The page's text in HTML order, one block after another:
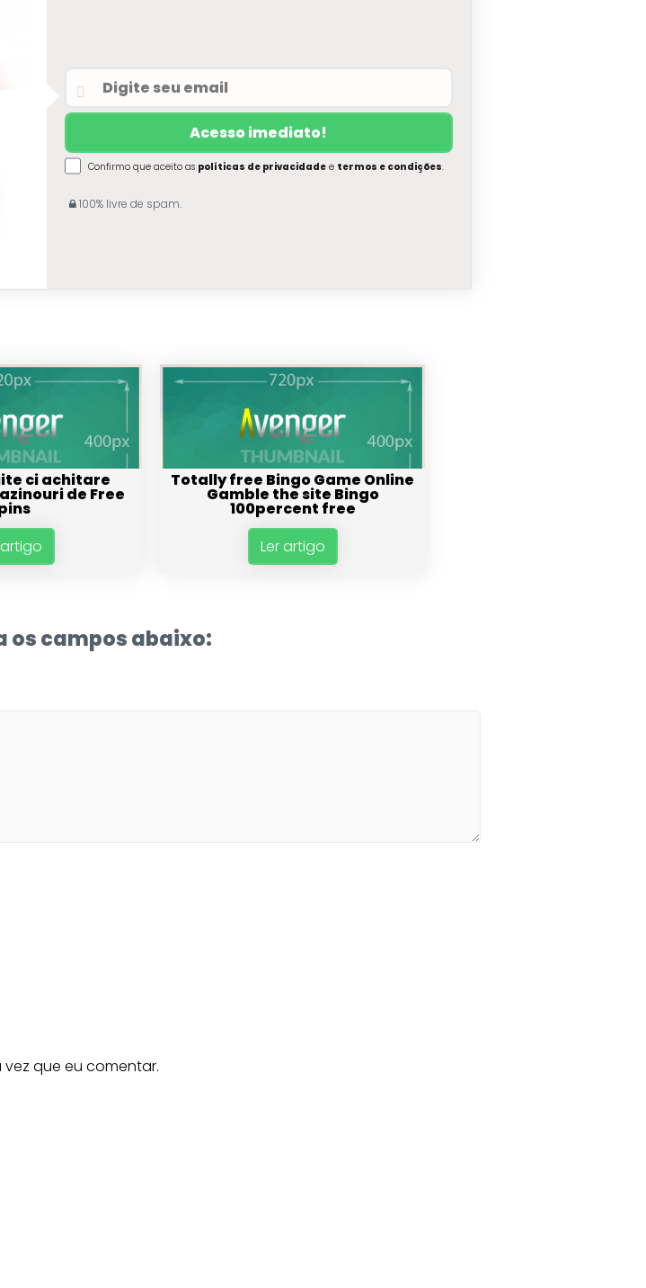
Confirmo que aceito as políticas de privacidadee termos e condições.
100% livre de spam.
ci achitare
de Free
Totally free Bingo Game Online
Gamble the site Bingo
100percent free
Ler artigo
os campos abaixo:
que eu comentar.